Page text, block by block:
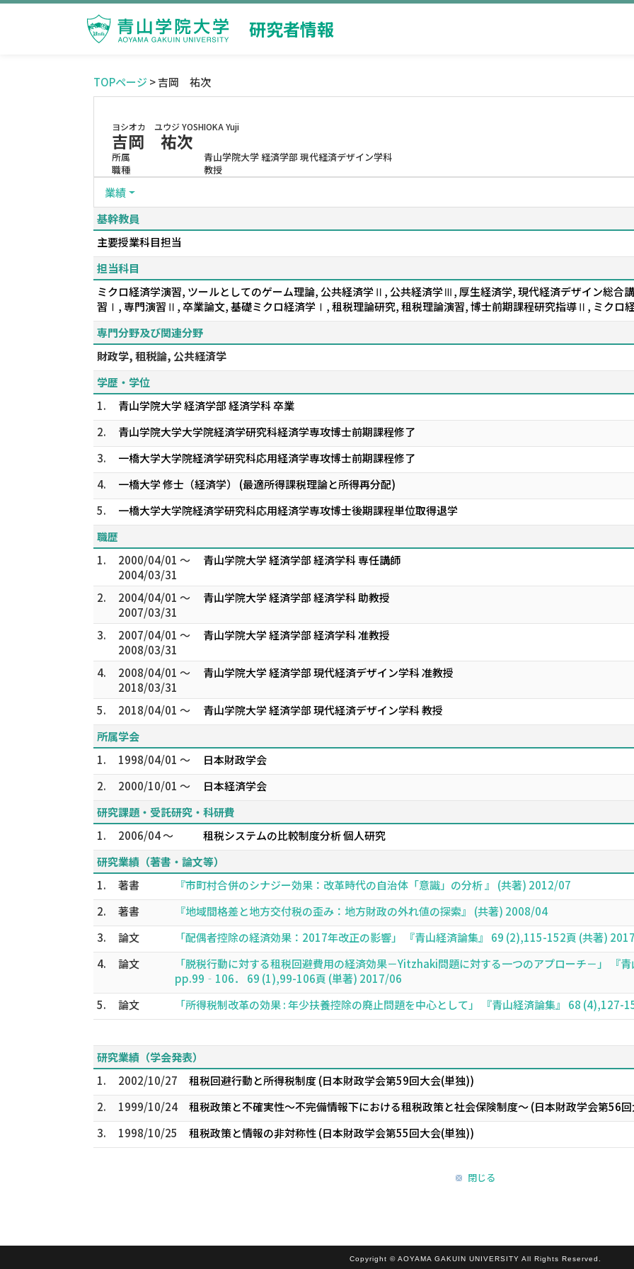
研究者情報
TOPページ > 吉岡 祐次
ヨシオカ ユウジ YOSHIOKA Yuji
吉岡 祐次
所属
青山学院大学 経済学部 現代経済デザイン学科
職種
教授
業績
基幹教員
主要授業科目担当
担当科目
ミクロ経済学演習, ツールとしてのゲーム理論, 公共経済学Ⅱ, 公共経済学Ⅲ, 厚生経済学, 現代経済デザイン総合
習Ⅰ, 専門演習Ⅱ, 卒業論文, 基礎ミクロ経済学Ⅰ, 租税理論研究, 租税理論演習, 博士前期課程研究指導Ⅱ, ミクロ
専門分野及び関連分野
財政学, 租税論, 公共経済学
学歴・学位
1.
青山学院大学 経済学部 経済学科 卒業
2.
青山学院大学大学院経済学研究科経済学専攻博士前期課程修了
3.
一橋大学大学院経済学研究科応用経済学専攻博士前期課程修了
4.
一橋大学 修士（経済学） (最適所得課税理論と所得再分配)
5.
一橋大学大学院経済学研究科応用経済学専攻博士後期課程単位取得退学
職歴
1.
2000/04/01 ～
2004/03/31
青山学院大学 経済学部 経済学科 専任講師
2.
2004/04/01 ～
2007/03/31
青山学院大学 経済学部 経済学科 助教授
3.
2007/04/01 ～
2008/03/31
青山学院大学 経済学部 経済学科 准教授
4.
2008/04/01 ～
2018/03/31
青山学院大学 経済学部 現代経済デザイン学科 准教授
5. 2018/04/01 ～
青山学院大学 経済学部 現代経済デザイン学科 教授
所属学会
1.
1998/04/01 ～
日本財政学会
2.
2000/10/01 ～
日本経済学会
研究課題・受託研究・科研費
1.
2006/04 ～
租税システムの比較制度分析 個人研究
研究業績（著書・論文等）
1.
著書
『市町村合併のシナジー効果：改革時代の自治体「意識」の分析 』 (共著) 2012/07
2.
著書
『地域間格差と地方交付税の歪み：地方財政の外れ値の探索』 (共著) 2008/04
3.
論文
「配偶者控除の経済効果：2017年改正の影響」 『青山経済論集』 69 (2),115-152頁 (共著)
4.
論文
「脱税行動に対する租税回避費用の経済効果－Yitzhaki問題に対する一つのアプローチ－」 『
pp.99‐106． 69 (1),99-106頁 (単著) 2017/06
5.
論文 「所得税制改革の効果 : 年少扶養控除の廃止問題を中心として」 『青山経済論集』 68 (4),127-
研究業績（学会発表）
1.
2002/10/27
租税回避行動と所得税制度 (日本財政学会第59回大会(単独))
2.
1999/10/24
租税政策と不確実性～不完備情報下における租税政策と社会保険制度～ (日本財政学会第56
3.
1998/10/25 租税政策と情報の非対称性 (日本財政学会第55回大会(単独))
閉じる
Copyright © AOYAMA GAKUIN UNIVERSITY All Rights Reserved.